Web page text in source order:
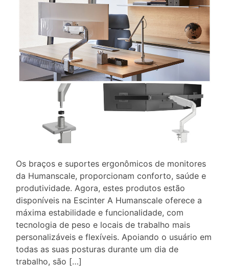
Os braços e suportes ergonômicos de monitores
da Humanscale, proporcionam conforto, saúde e
produtividade. Agora, estes produtos estão
disponíveis na Escinter A Humanscale oferece a
máxima estabilidade e funcionalidade, com
tecnologia de peso e locais de trabalho mais
personalizáveis e flexíveis. Apoiando o usuário em
todas as suas posturas durante um dia de
trabalho, são […]